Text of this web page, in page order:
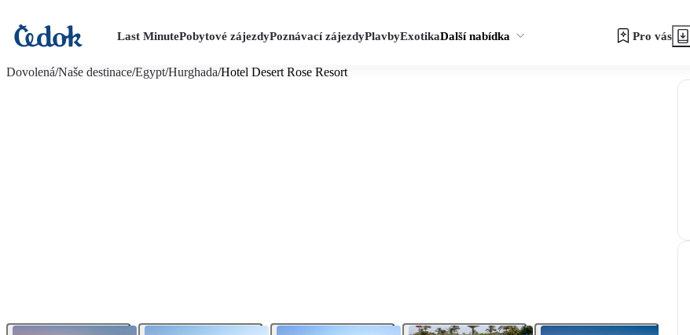
Last MinutePobytové zájezdyPoznávací zájezdyPlavbyExotikaDalší nabídka Pro vás
Dovolená/Naše destinace/Egypt/Hurghada/Hotel Desert Rose Resort